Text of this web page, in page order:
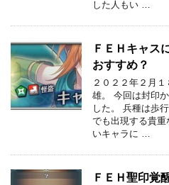
した人もい …
ＦＥＨキャス
おすすめ？
２０２２年２月
雄。 今回は封印
した。 兵種は歩
でも出現する貴
いキャラに …
ＦＥＨ聖印覚